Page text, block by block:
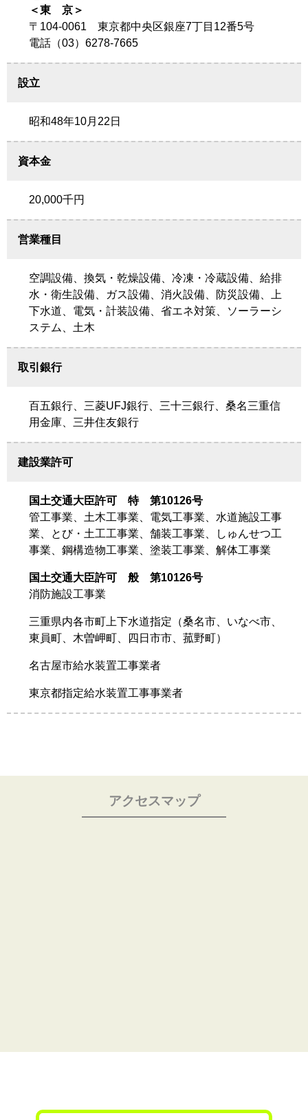
＜東 京＞
〒104-0061 東京都中央区銀座7丁目12番5号
電話（03）6278-7665
設立
昭和48年10月22日
資本金
20,000千円
営業種目
空調設備、換気・乾燥設備、冷凍・冷蔵設備、給排
水・衛生設備、ガス設備、消火設備、防災設備、上
下水道、電気・計装設備、省エネ対策、ソーラーシ
ステム、土木
取引銀行
百五銀行、三菱UFJ銀行、三十三銀行、桑名三重信
用金庫、三井住友銀行
建設業許可
国土交通大臣許可 特 第10126号
管工事業、土木工事業、電気工事業、水道施設工事
業、とび・土工工事業、舗装工事業、しゅんせつ工
事業、鋼構造物工事業、塗装工事業、解体工事業
国土交通大臣許可 般 第10126号
消防施設工事業
三重県内各市町上下水道指定（桑名市、いなべ市、
東員町、木曽岬町、四日市市、菰野町）
名古屋市給水装置工事業者
東京都指定給水装置工事事業者
アクセスマップ